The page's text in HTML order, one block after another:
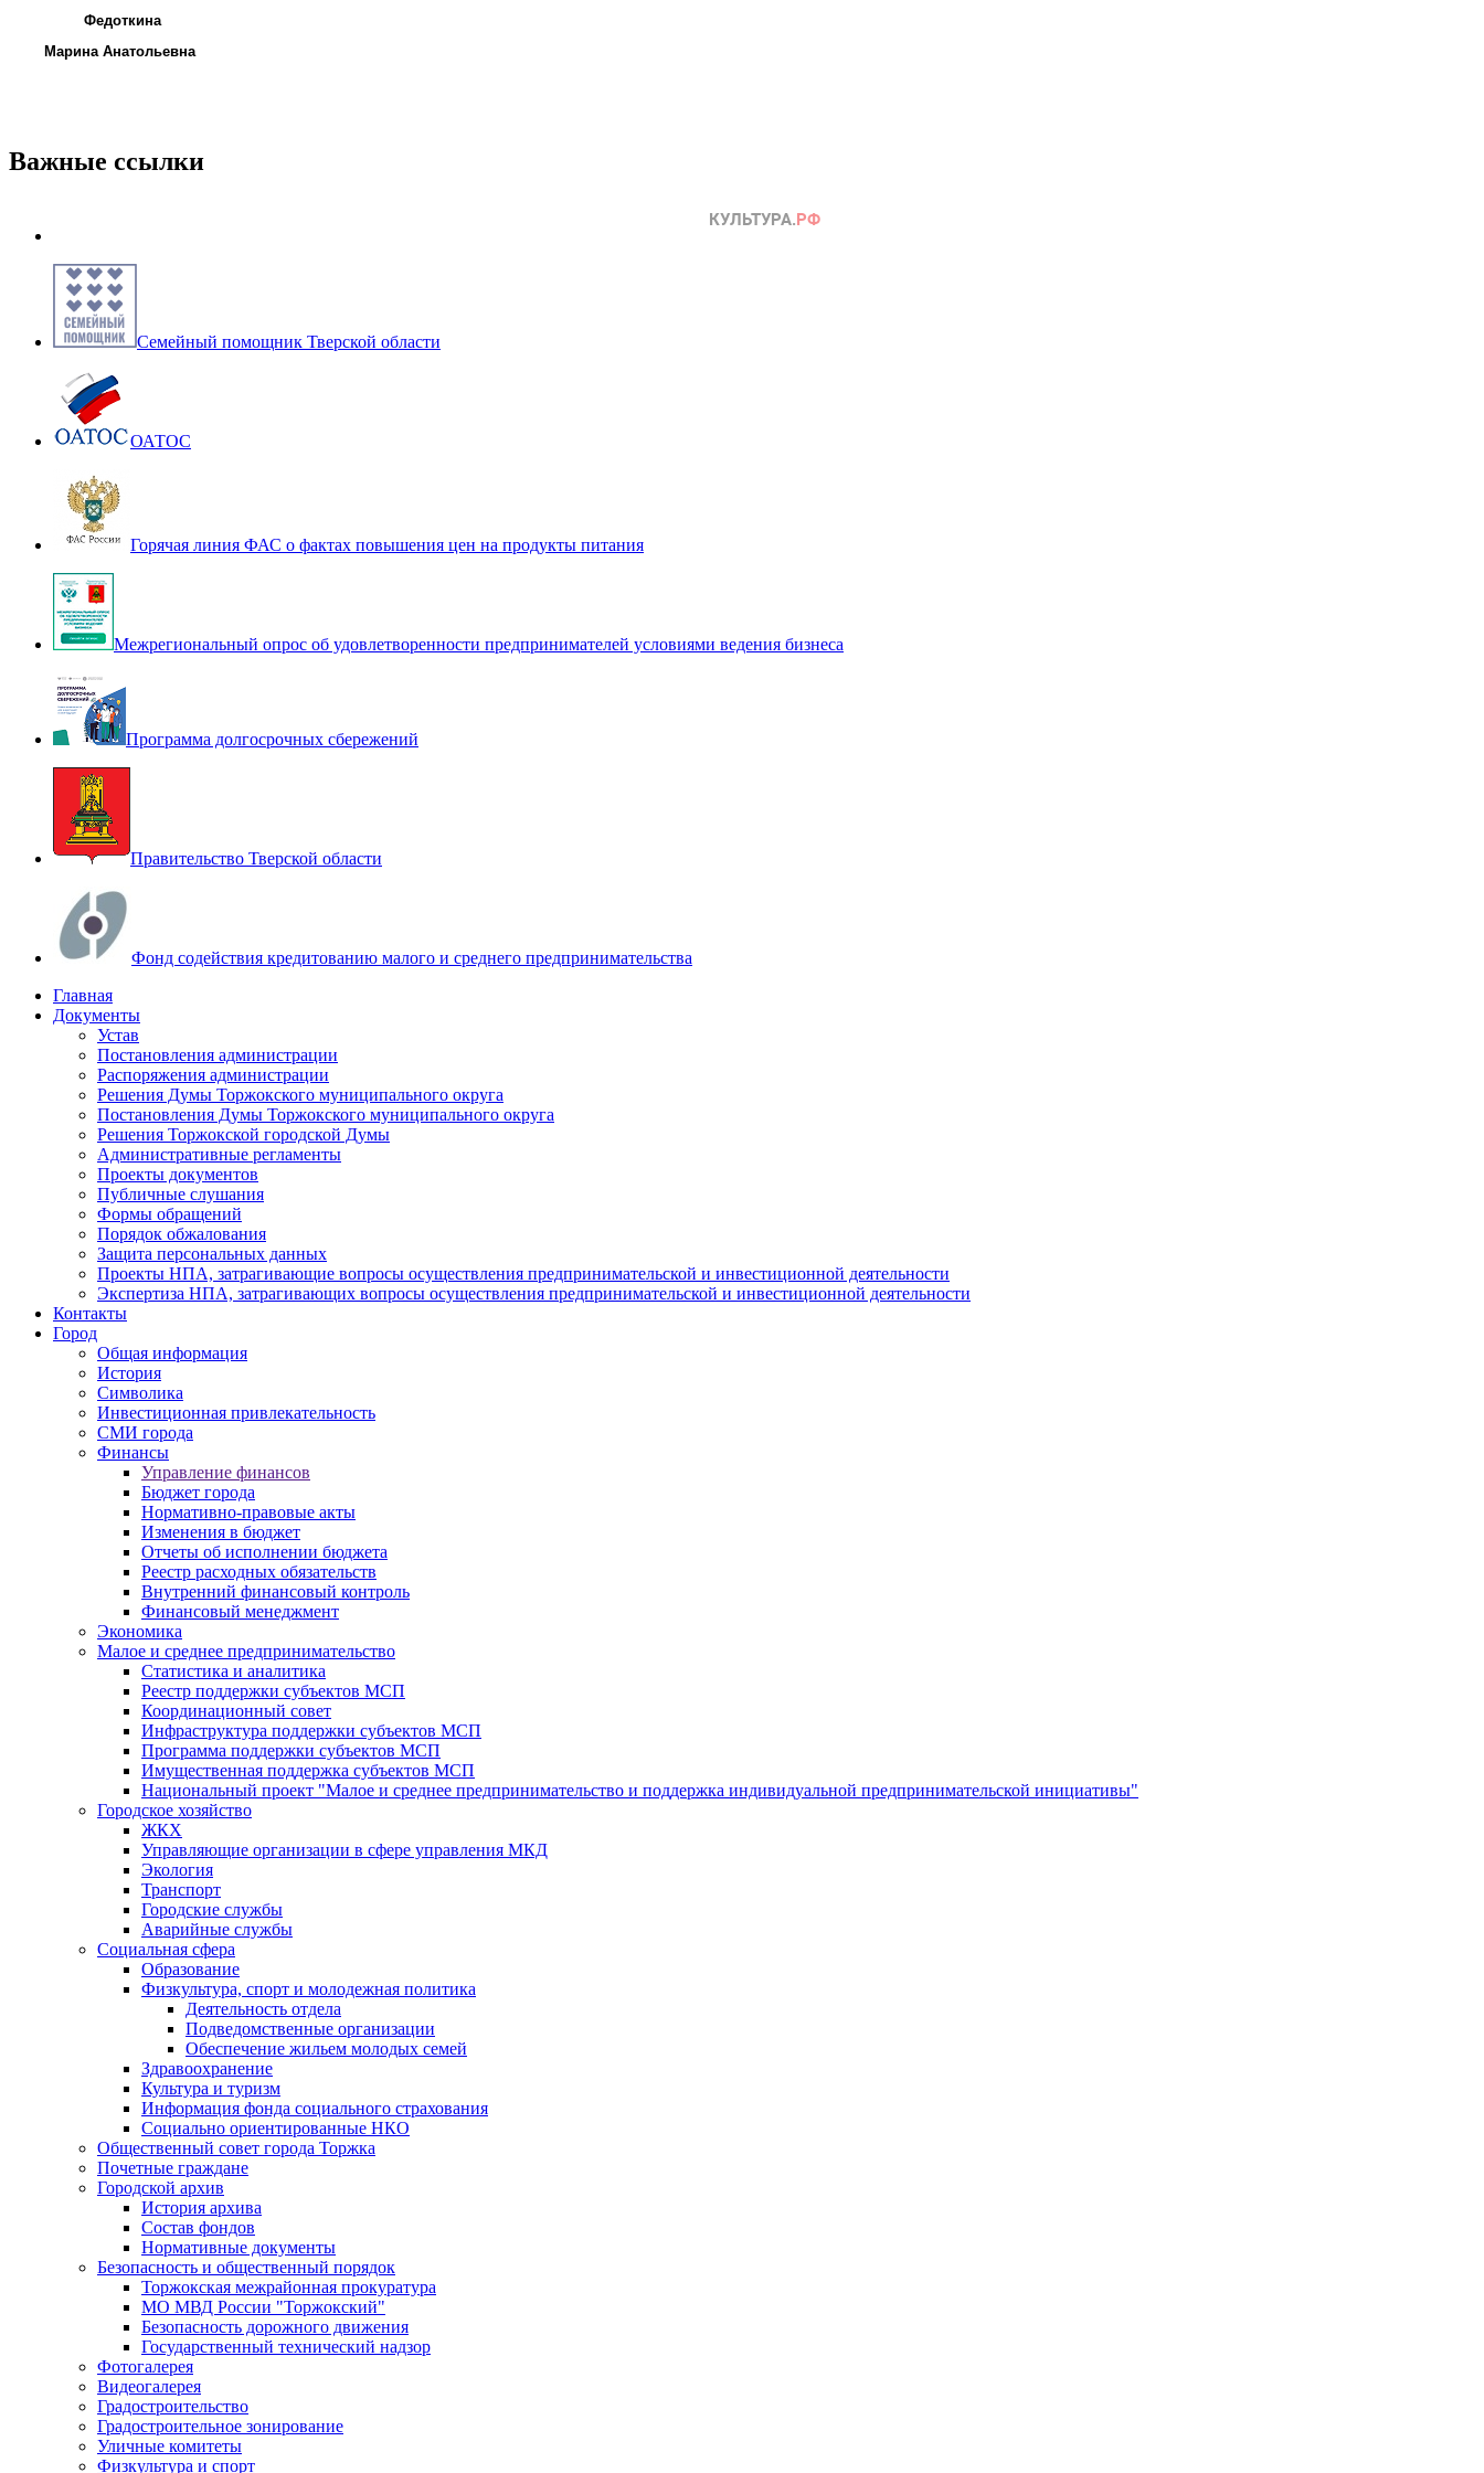
Федоткина
Марина Анатольевна
Важные ссылки
Семейный помощник Тверской области
ОАТОС
Горячая линия ФАС о фактах повышения цен на продукты питания
Межрегиональный опрос об удовлетворенности предпринимателей условиями ведения бизнеса
Программа долгосрочных сбережений
Правительство Тверской области
Фонд содействия кредитованию малого и среднего предпринимательства
Главная
Документы
Устав
Постановления администрации
Распоряжения администрации
Решения Думы Торжокского муниципального округа
Постановления Думы Торжокского муниципального округа
Решения Торжокской городской Думы
Административные регламенты
Проекты документов
Публичные слушания
Формы обращений
Порядок обжалования
Защита персональных данных
Проекты НПА, затрагивающие вопросы осуществления предпринимательской и инвестиционной деятельности
Экспертиза НПА, затрагивающих вопросы осуществления предпринимательской и инвестиционной деятельности
Контакты
Город
Общая информация
История
Символика
Инвестиционная привлекательность
СМИ города
Финансы
Управление финансов
Бюджет города
Нормативно-правовые акты
Изменения в бюджет
Отчеты об исполнении бюджета
Реестр расходных обязательств
Внутренний финансовый контроль
Финансовый менеджмент
Экономика
Малое и среднее предпринимательство
Статистика и аналитика
Реестр поддержки субъектов МСП
Координационный совет
Инфраструктура поддержки субъектов МСП
Программа поддержки субъектов МСП
Имущественная поддержка субъектов МСП
Национальный проект "Малое и среднее предпринимательство и поддержка индивидуальной предпринимательской инициативы"
Городское хозяйство
ЖКХ
Управляющие организации в сфере управления МКД
Экология
Транспорт
Городские службы
Аварийные службы
Социальная сфера
Образование
Физкультура, спорт и молодежная политика
Деятельность отдела
Подведомственные организации
Обеспечение жильем молодых семей
Здравоохранение
Культура и туризм
Информация фонда социального страхования
Социально ориентированные НКО
Общественный совет города Торжка
Почетные граждане
Городской архив
История архива
Состав фондов
Нормативные документы
Безопасность и общественный порядок
Торжокская межрайонная прокуратура
МО МВД России "Торжокский"
Безопасность дорожного движения
Государственный технический надзор
Фотогалерея
Видеогалерея
Градостроительство
Градостроительное зонирование
Уличные комитеты
Физкультура и спорт